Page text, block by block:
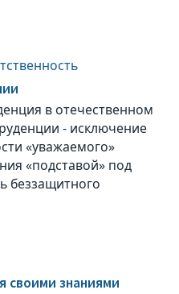
в отечественном
- исключение
«уважаемого»
«подставой» под
беззащитного
своими знаниями